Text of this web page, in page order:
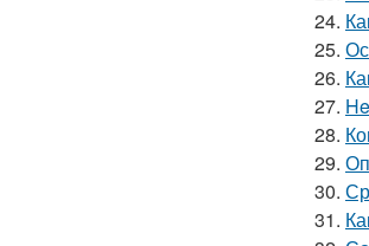
24.
25.
26.
27.
28.
29.
30.
31.